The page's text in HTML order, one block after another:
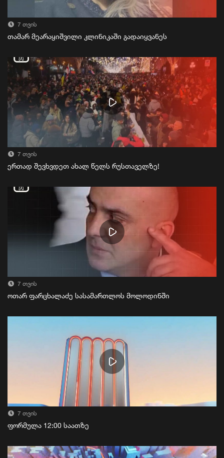
7 თვის
თამარ მეარაყიშვილი კლინიკაში გადაიყვანეს
7 თვის
ერთად შევხვდეთ ახალ წელს რუსთაველზე!
7 თვის
ოთარ ფარცხალაძე სასამართლოს მოლოდინში
7 თვის
ფორმულა 12:00 საათზე